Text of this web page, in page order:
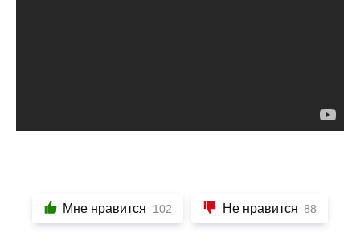
Мне нравится 102 Не нравится 88